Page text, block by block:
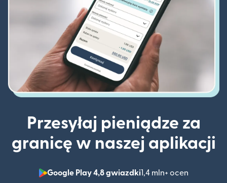
Przesyłaj pieniądze za
granicę w naszej aplikacji
Google Play 4,8 gwiazdki1,4 mln+ ocen
(otwiera